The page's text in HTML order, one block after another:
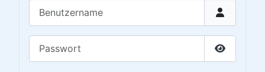
Passwort